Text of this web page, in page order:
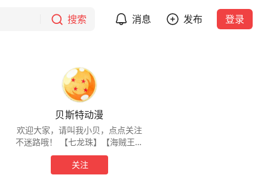
搜索 消息 发布 登录
贝斯特动漫
欢迎大家，请叫我小贝，点点关注
不迷路哦！ 【七龙珠】【海贼王】
【火影】【柯南】【机器猫】
【EVA】【拳皇】等等同人漫画持续
更新中……
关注